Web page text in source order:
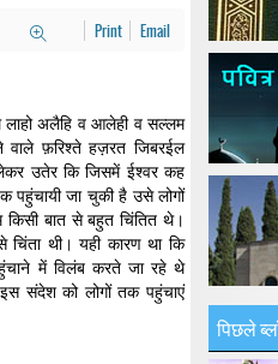
Print Email
अलैहि व आलेही व सल्लम
वाले फ़रिश्ते हज़रत जिबरईल
उतेर कि जिसमें ईश्वर कह
पहुंचायी जा चुकी है उसे लोगों
किसी बात से बहुत चिंतित थे।
थी। यही कारण था कि
में विलंब करते जा रहे थे
संदेश को लोगों तक पहुंचाएं
पिछले